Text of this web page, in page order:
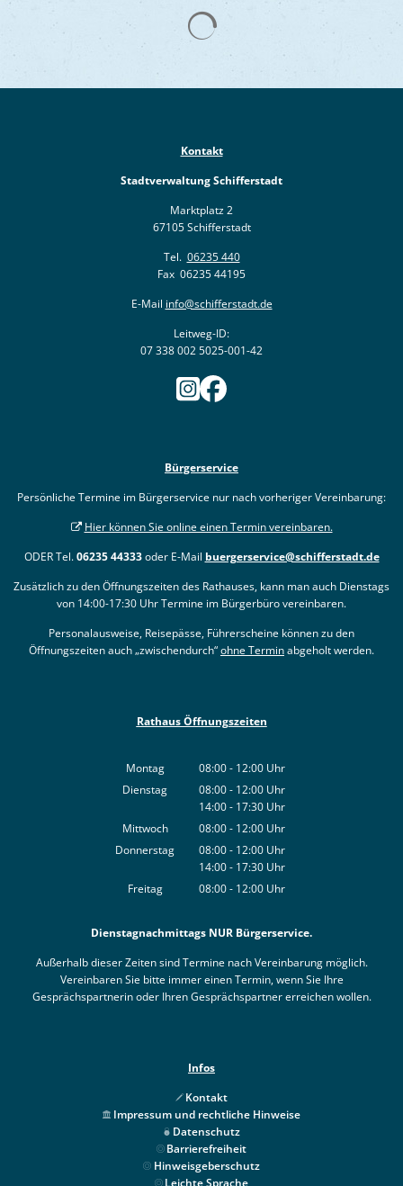
Kontakt
Stadtverwaltung Schifferstadt
Marktplatz 2
67105 Schifferstadt
Tel. 06235 440
Fax 06235 44195
E-Mail info@schifferstadt.de
Leitweg-ID:
07 338 002 5025-001-42
Bürgerservice
Persönliche Termine im Bürgerservice nur nach vorheriger Vereinbarung:
Hier können Sie online einen Termin vereinbaren.
ODER Tel.06235 44333oder E-Mail buergerservice@schifferstadt.de
Zusätzlich zu den Öffnungszeiten des Rathauses, kann man auch Dienstags
von 14:00-17:30 Uhr Termine im Bürgerbüro vereinbaren.
Personalausweise, Reisepässe, Führerscheine können zu den
Öffnungszeiten auch „zwischendurch“ohne Terminabgeholt werden.
Rathaus Öffnungszeiten
Montag 08:00- 12:00 Uhr
Von 08:00 bis 12:00 Uhr
Dienstag 08:00- 12:00 Uhr
Von 08:00 bis 12:00 Uhr
14:00- 17:30 Uhr
Von 14:00 bis 17:30 Uhr
Mittwoch 08:00- 12:00 Uhr
Von 08:00 bis 12:00 Uhr
Donnerstag 08:00- 12:00 Uhr
Von 08:00 bis 12:00 Uhr
14:00- 17:30 Uhr
Von 14:00 bis 17:30 Uhr
Freitag 08:00- 12:00 Uhr
Dienstagnachmittags NUR Bürgerservice.
Außerhalb dieser Zeiten sind Termine nach Vereinbarung möglich.
Vereinbaren Sie bitte immer einen Termin, wenn Sie Ihre
Gesprächspartnerin oder Ihren Gesprächspartner erreichen wollen.
Infos
Kontakt
Impressum und rechtliche Hinweise
Datenschutz
Barrierefreiheit
Hinweisgeberschutz